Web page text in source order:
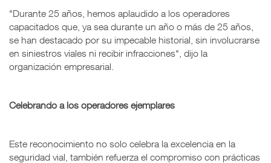
"Durante 25 años, hemos aplaudido a los operadores
capacitados que, ya sea durante un año o más de 25 años,
se han destacado por su impecable historial, sin involucrarse
en siniestros viales ni recibir infracciones", dijo la
organización empresarial.
Celebrando a los operadores ejemplares
Este reconocimiento no solo celebra la excelencia en la
seguridad vial, también refuerza el compromiso con prácticas